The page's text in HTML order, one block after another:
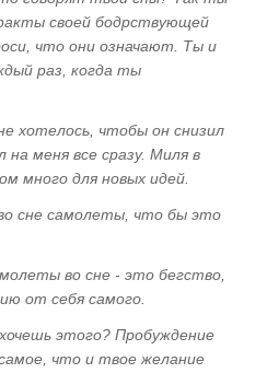
воздействие через
информации
инсульту. Спорт и
аспекты в
в Ростове-на-Дону.
с УФО-
своей бодрствующей
что они означают. Ты и
раз, когда ты
хотелось, чтобы он снизил
на меня все сразу. Миля в
много для новых идей.
сне самолеты, что бы это
во сне - это бегство,
от себя самого.
этого? Пробуждение
что и твое желание